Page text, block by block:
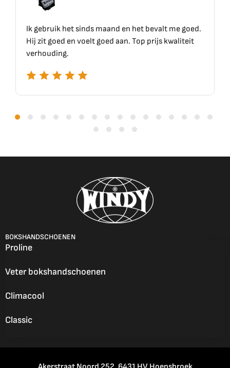
sinds maand en het bevalt me goed.
voelt goed aan. Top prijs kwaliteit
Top materiaal,
BOKSHANDSCHOENEN
Proline
Veter bokshandschoenen
Climacool
Classic